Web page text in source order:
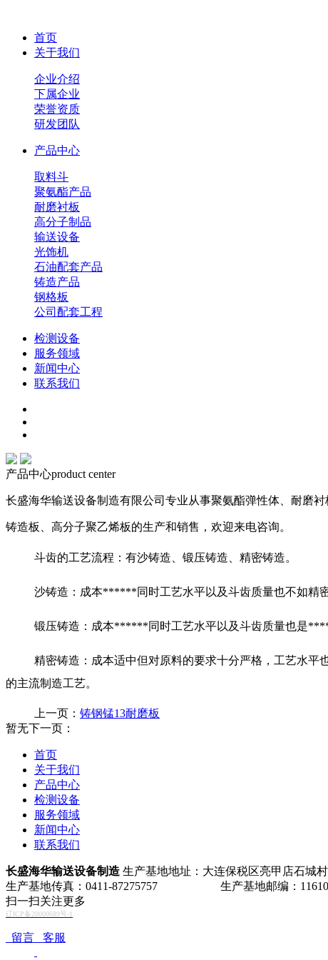
首页
关于我们
企业介绍
下属企业
荣誉资质
研发团队
产品中心
取料斗
聚氨酯产品
耐磨衬板
高分子制品
输送设备
光饰机
石油配套产品
铸造产品
钢格板
公司配套工程
检测设备
服务领域
新闻中心
联系我们
产品中心product center
长盛海华输送设备制造有限公司专业从事聚氨酯弹性体、耐磨衬
铸造板、高分子聚乙烯板的生产和销售，欢迎来电咨询。
斗齿的工艺流程：有沙铸造、锻压铸造、精密铸造。
沙铸造：成本******同时工艺水平以及斗齿质量也不如精
锻压铸造：成本******同时工艺水平以及斗齿质量也是
精密铸造：成本适中但对原料的要求十分严格，工艺水
的主流制造工艺。
上一页： 铸钢锰13耐磨板
暂无下一页：
首页
关于我们
产品中心
检测设备
服务领域
新闻中心
联系我们
长盛海华输送设备制造 生产基地地址：大连保税区亮甲店石
生产基地传真：0411-87275757 生产基地邮编：
扫一扫关注更多
辽ICP备20000689号-1
留言 客服